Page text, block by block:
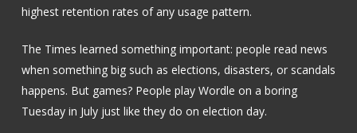
highest retention rates of any usage pattern.
The Times learned something important: people read news
when something big such as elections, disasters, or scandals
happens. But games? People play Wordle on a boring
Tuesday in July just like they do on election day.